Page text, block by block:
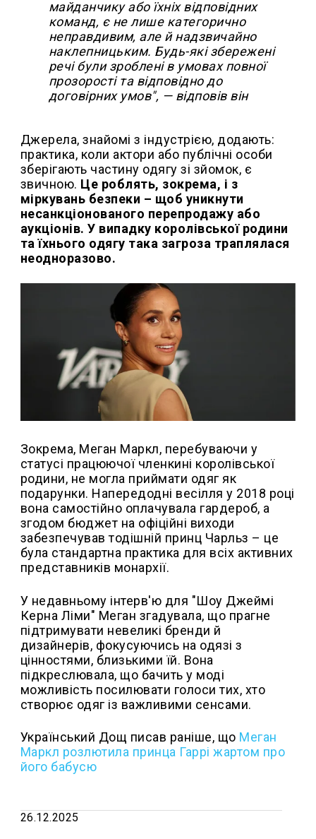
майданчику або їхніх відповідних
команд, є не лише категорично
неправдивим, але й надзвичайно
наклепницьким. Будь-які збережені
речі були зроблені в умовах повної
прозорості та відповідно до
договірних умов", — відповів він
Джерела, знайомі з індустрією, додають:
практика, коли актори або публічні особи
зберігають частину одягу зі зйомок, є
звичною. Це роблять, зокрема, і з
міркувань безпеки – щоб уникнути
несанкціонованого перепродажу або
аукціонів. У випадку королівської родини
та їхнього одягу така загроза траплялася
неодноразово.
Зокрема, Меган Маркл, перебуваючи у
статусі працюючої членкині королівської
родини, не могла приймати одяг як
подарунки. Напередодні весілля у 2018 році
вона самостійно оплачувала гардероб, а
згодом бюджет на офіційні виходи
забезпечував тодішній принц Чарльз – це
була стандартна практика для всіх активних
представників монархії.
У недавньому інтерв'ю для "Шоу Джеймі
Керна Ліми" Меган згадувала, що прагне
підтримувати невеликі бренди й
дизайнерів, фокусуючись на одязі з
цінностями, близькими їй. Вона
підкреслювала, що бачить у моді
можливість посилювати голоси тих, хто
створює одяг із важливими сенсами.
Український Дощ писав раніше, що Меган
Маркл розлютила принца Гаррі жартом про
його бабусю
26.12.2025